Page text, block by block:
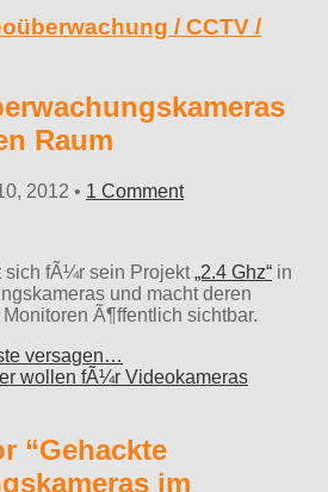
/ CCTV /
Raum
2012 • 1 Comment
sich fÃ¼r sein Projekt„2.4 Ghz“ in
und macht deren
Ã¶ffentlich sichtbar.
versagen…
wollen fÃ¼r Videokameras
“Gehackte
im